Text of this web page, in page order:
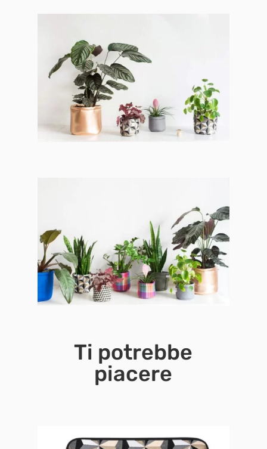
Ti potrebbe
piacere